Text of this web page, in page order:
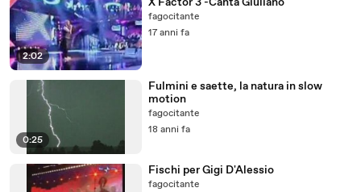
2:02
fagocitante
17 anni fa
0:25
Fulmini e saette, la natura in slow
motion
fagocitante
18 anni fa
Fischi per Gigi D'Alessio
fagocitante